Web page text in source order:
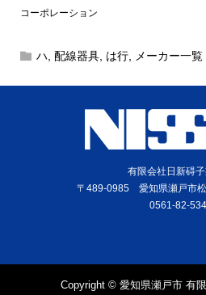
コーポレーション
ハ 配線器具, は行, メーカー一覧
有限会社日新碍
〒489-0985 愛知県瀬戸市
0561-82-
Copyright © 愛知県瀬戸市 有